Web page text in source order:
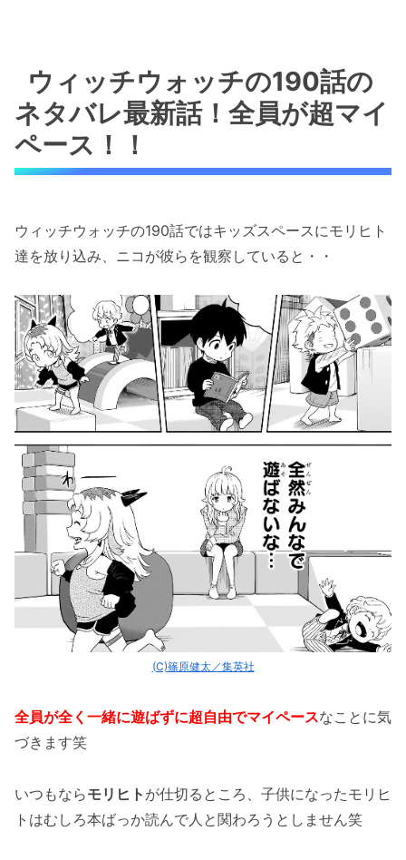
ウィッチウォッチの190話の
ネタバレ最新話！全員が超マイ
ペース！！
ウィッチウォッチの190話ではキッズスペースにモリヒト
達を放り込み、ニコが彼らを観察していると・・
(C)篠原健太／集英社
全員が全く一緒に遊ばずに超自由でマイペースなことに気
づきます笑
いつもならモリヒト が仕切るところ、子供になったモリヒ
トはむしろ本ばっか読んで人と関わろうとしません笑